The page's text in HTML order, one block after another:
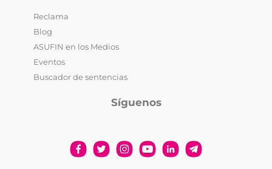
Reclama
Blog
ASUFIN en los Medios
Eventos
Buscador de sentencias
Síguenos